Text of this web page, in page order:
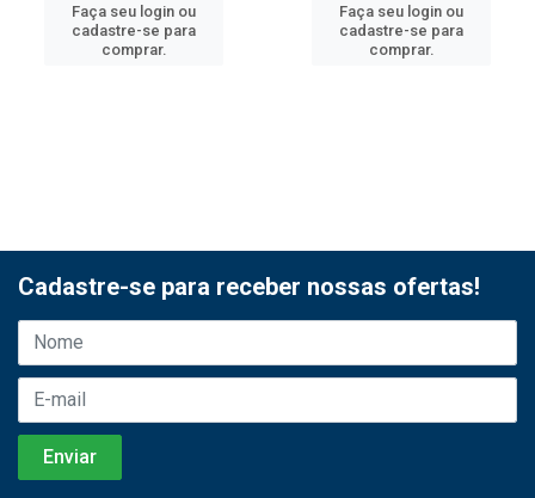
Faça seu login ou
cadastre-se para
comprar.
Faça seu login ou
cadastre-se para
comprar.
Cadastre-se para receber nossas ofertas!